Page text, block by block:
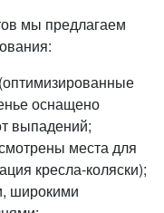
мы предлагаем
оснащено
выпадений;
места для
кресла-коляски);
широкими